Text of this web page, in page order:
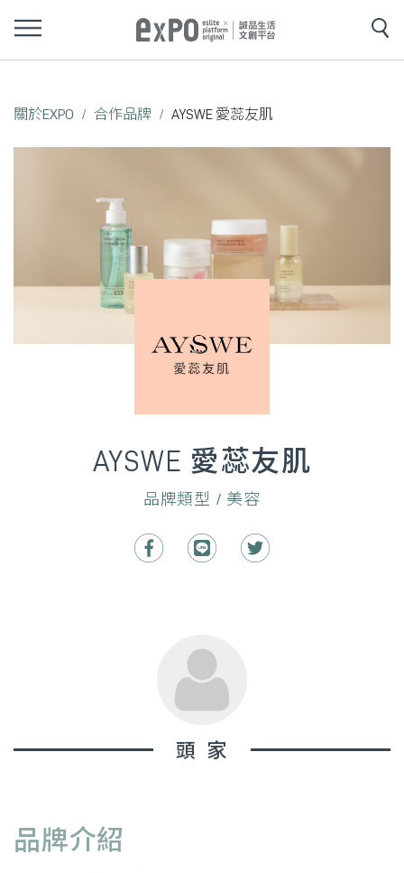
關於EXPO 合作品牌 AYSWE 愛蕊友肌
AYSWE 愛蕊友肌
品牌類型 / 美容
頭家
品牌介紹